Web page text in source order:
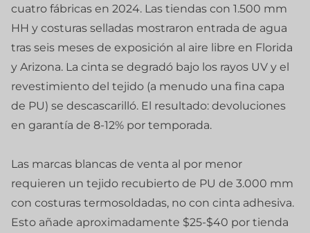
cuatro fábricas en 2024. Las tiendas con 1.500 mm
HH y costuras selladas mostraron entrada de agua
tras seis meses de exposición al aire libre en Florida
y Arizona. La cinta se degradó bajo los rayos UV y el
revestimiento del tejido (a menudo una fina capa
de PU) se descascarilló. El resultado: devoluciones
en garantía de 8-12% por temporada.
Las marcas blancas de venta al por menor
requieren un tejido recubierto de PU de 3.000 mm
con costuras termosoldadas, no con cinta adhesiva.
Esto añade aproximadamente $25-$40 por tienda